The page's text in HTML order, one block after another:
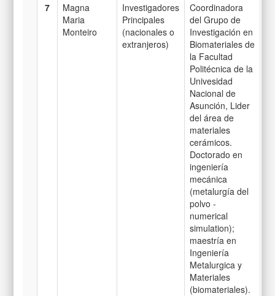
7
Magna
Maria
Monteiro
Investigadores
Principales
(nacionales o
extranjeros)
Coordinadora
del Grupo de
Investigación en
Biomateriales de
la Facultad
Politécnica de la
Univesidad
Nacional de
Asunción, Lider
del área de
materiales
cerámicos.
Doctorado en
ingeniería
mecánica
(metalurgía del
polvo -
numerical
simulation);
maestría en
Ingeniería
Metalurgica y
Materiales
(biomateriales).